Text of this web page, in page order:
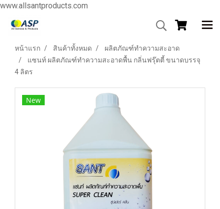
www.allsantproducts.com
หน้าแรก สินค้าทั้งหมด
ผลิตภัณฑ์ทำความสะอาด
แซนท์ ผลิตภัณฑ์ทำความสะอาดพื้น กลิ่นฟรุ๊ตตี้ ขนาดบรรจุ
4 ลิตร
New